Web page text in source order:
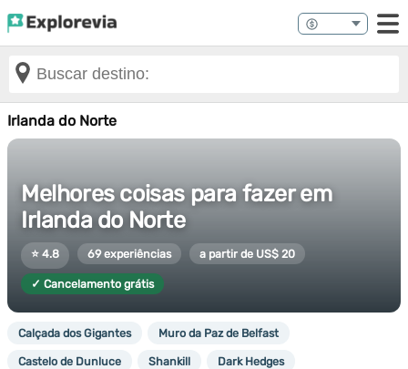
Irlanda do Norte
Melhores coisas para fazer em
Irlanda do Norte
⭐ 4.8 69 experiências a partir de US$ 20
✓ Cancelamento grátis
Calçada dos Gigantes Muro da Paz de Belfast
Castelo de Dunluce Shankill Dark Hedges